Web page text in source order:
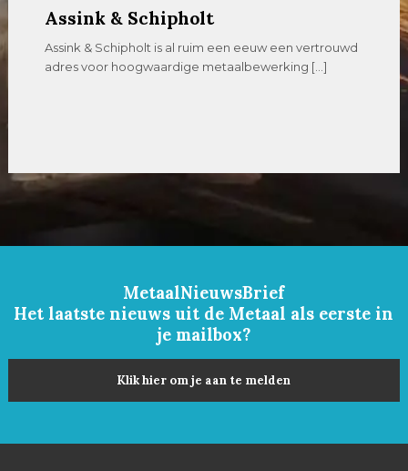
Renneberg
Renneberg is een toonaangevend
metaalbewerkingsbedrijf met meer dan 100 jaar
MetaalNieuwsBrief
Het laatste nieuws uit de Metaal als eerste in
je mailbox?
Klik hier om je aan te melden